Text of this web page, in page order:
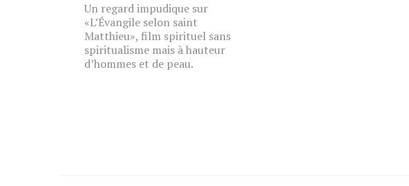
Un regard impudique sur
«L’Évangile selon saint
Matthieu», film spirituel sans
spiritualisme mais à hauteur
d’hommes et de peau.